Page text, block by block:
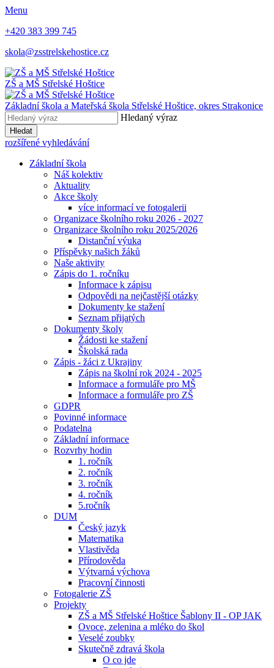
Menu
+420 383 399 745
skola@zsstrelskehostice.cz
ZŠ a MŠ Střelské Hoštice
Základní škola a Mateřská škola Střelské Hoštice, okres Strakonice
Hledaný výraz
Hledat
rozšířené vyhledávání
Základní škola
Náš kolektiv
Aktuality
Akce školy
více informací ve fotogalerii
Organizace školního roku 2026 - 2027
Organizace školního roku 2025/2026
Distanční výuka
Příspěvky našich žáků
Naše aktivity
Zápis do 1. ročníku
Informace k zápisu
Odpovědi na nejčastější otázky
Dokumenty ke stažení
Seznam přijatých
Dokumenty školy
Žádosti ke stažení
Školská rada
Zápis - žáci z Ukrajiny
Zápis na školní rok 2024 - 2025
Informace a formuláře pro MŠ
Informace a formuláře pro ZŠ
GDPR
Povinné informace
Podatelna
Základní informace
Rozvrhy hodin
1. ročník
2. ročník
3. ročník
4. ročník
5.ročník
DUM
Český jazyk
Matematika
Vlastivěda
Přírodověda
Výtvarná výchova
Pracovní činnosti
Fotogalerie ZŠ
Projekty
ZŠ a MŠ Střelské Hoštice Šablony II - OP JAK
Ovoce, zelenina a mléko do škol
Veselé zoubky
Skutečně zdravá škola
O co jde